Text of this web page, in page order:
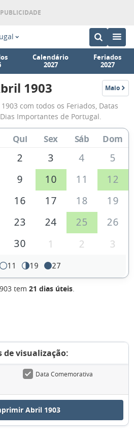
Calendário
2027
Feriados
2027
Calendário
de
Abril
de
1903
1903 Maio
1903
com todos os Feriados, Datas
Importantes de Portugal.
Qui Sex Sáb Dom
2 3 4
5
9 10 11
12
16 17 18
19
23 24 25
26
30 1 2 3
11 19 27
tem 21 dias úteis.
de visualização:
Data Comemorativa
Abril 1903